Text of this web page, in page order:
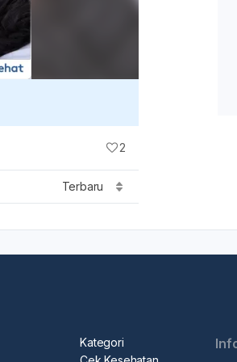
2
Terbaru
Kategori